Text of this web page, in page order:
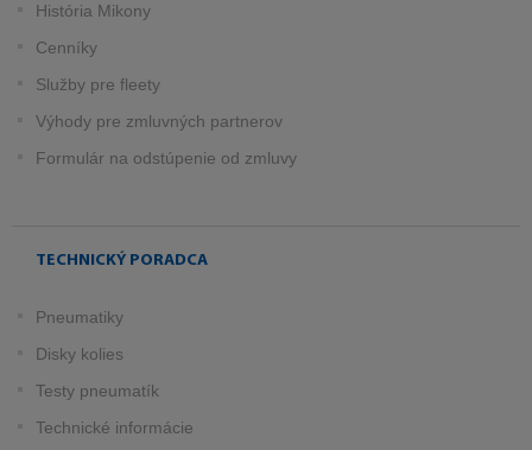
História Mikony
Cenníky
Služby pre fleety
Výhody pre zmluvných partnerov
Formulár na odstúpenie od zmluvy
TECHNICKÝ PORADCA
Pneumatiky
Disky kolies
Testy pneumatík
Technické informácie